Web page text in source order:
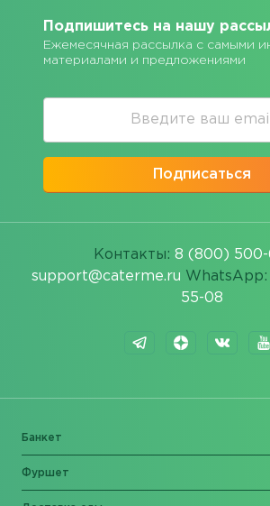
Подпишитесь на нашу
Ежемесячная рассылка с самыми
материалами и предложениями
Подписаться
Контакты: 8 (800) 500-
support@caterme.ru WhatsApp:
55-08
Банкет
Фуршет